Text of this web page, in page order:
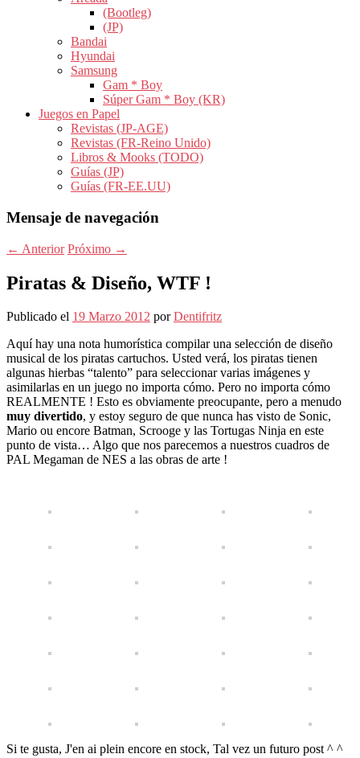
(Bootleg)
(JP)
Bandai
Hyundai
Samsung
Gam * Boy
Súper Gam * Boy (KR)
Juegos en Papel
Revistas (JP-AGE)
Revistas (FR-Reino Unido)
Libros & Mooks (TODO)
Guías (JP)
Guías (FR-EE.UU)
Mensaje de navegación
← Anterior Próximo →
Piratas & Diseño, WTF !
Publicado el 19 Marzo 2012 porDentifritz
Aquí hay una nota humorística compilar una selección de diseño
musical de los piratas cartuchos. Usted verá, los piratas tienen
algunas hierbas “talento” para seleccionar varias imágenes y
asimilarlas en un juego no importa cómo. Pero no importa cómo
REALMENTE ! Esto es obviamente preocupante, pero a menudo
muy divertido, y estoy seguro de que nunca has visto de Sonic,
Mario ou encore Batman, Scrooge y las Tortugas Ninja en este
punto de vista… Algo que nos parecemos a nuestros cuadros de
PAL Megaman de NES a las obras de arte !
Si te gusta, J'en ai plein encore en stock, Tal vez un futuro post ^ ^